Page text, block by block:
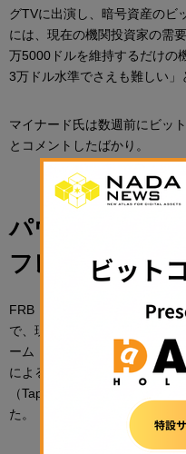
グTVに出演し、暗号資産のビ
には、現在の機関投資家の需
万5000ドルを維持するだけの
3万ドル水準でさえも難しい」
マイナード氏は数週前にビッ
とコメントしたばかり。
パウエルFRB
フレを歓迎する
FRB（米連邦準備制度理事会
で、現在の歴史的な金融緩和
ーム・パウエル（Jerome
による資産購入額を徐々に減
（Tapering）のスケジュール
た。